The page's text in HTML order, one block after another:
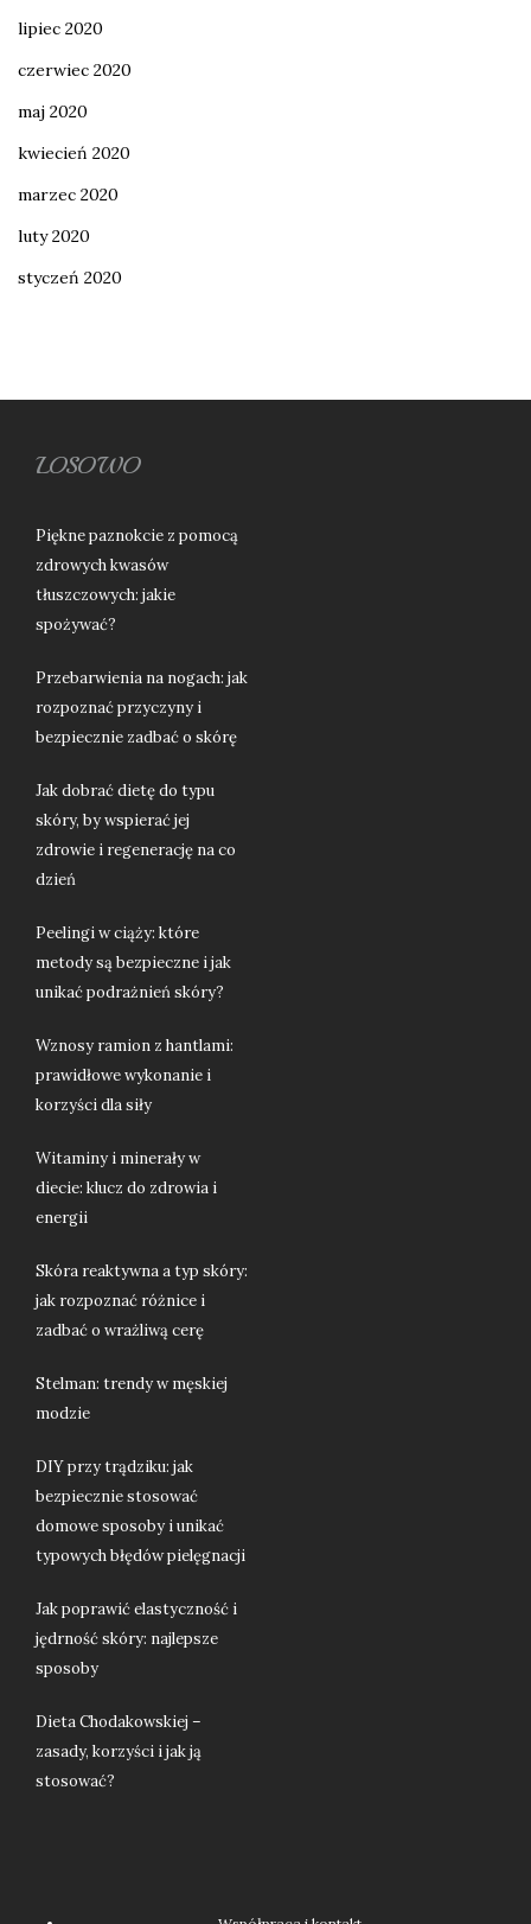
lipiec 2020
czerwiec 2020
maj 2020
kwiecień 2020
marzec 2020
luty 2020
styczeń 2020
LOSOWO
Piękne paznokcie z pomocą
zdrowych kwasów
tłuszczowych: jakie
spożywać?
Przebarwienia na nogach: jak
rozpoznać przyczyny i
bezpiecznie zadbać o skórę
Jak dobrać dietę do typu
skóry, by wspierać jej
zdrowie i regenerację na co
dzień
Peelingi w ciąży: które
metody są bezpieczne i jak
unikać podrażnień skóry?
Wznosy ramion z hantlami:
prawidłowe wykonanie i
korzyści dla siły
Witaminy i minerały w
diecie: klucz do zdrowia i
energii
Skóra reaktywna a typ skóry:
jak rozpoznać różnice i
zadbać o wrażliwą cerę
Stelman: trendy w męskiej
modzie
DIY przy trądziku: jak
bezpiecznie stosować
domowe sposoby i unikać
typowych błędów pielęgnacji
Jak poprawić elastyczność i
jędrność skóry: najlepsze
sposoby
Dieta Chodakowskiej –
zasady, korzyści i jak ją
stosować?